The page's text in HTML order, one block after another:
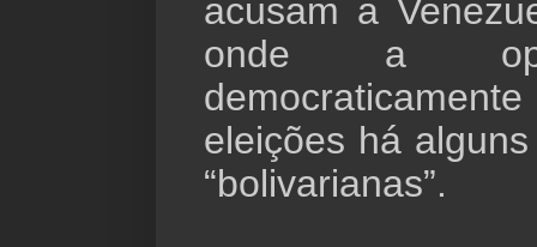
acusam a
onde a
eleições há
“bolivarianas”.